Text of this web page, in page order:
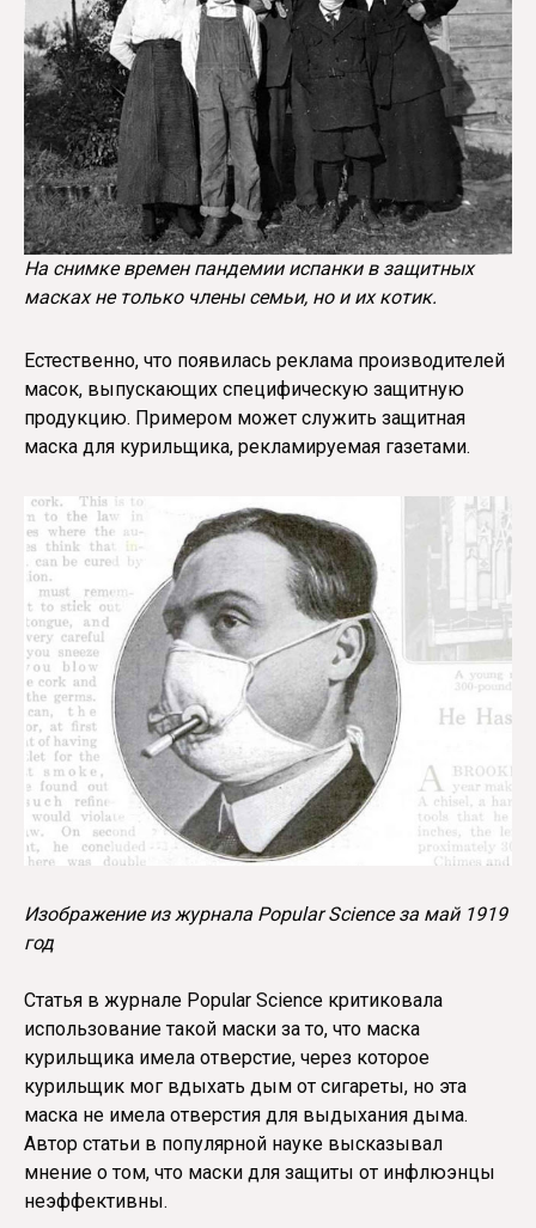
На снимке времен пандемии испанки в защитных
масках не только члены семьи, но и их котик.
Естественно, что появилась реклама производителей
масок, выпускающих специфическую защитную
продукцию. Примером может служить защитная
маска для курильщика, рекламируемая газетами.
Изображение из журнала Popular Science за май 1919
год
Статья в журнале Popular Science критиковала
использование такой маски за то, что маска
курильщика имела отверстие, через которое
курильщик мог вдыхать дым от сигареты, но эта
маска не имела отверстия для выдыхания дыма.
Автор статьи в популярной науке высказывал
мнение о том, что маски для защиты от инфлюэнцы
неэффективны.